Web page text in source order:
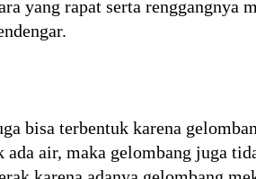
yang rapat serta renggangnya
bisa terbentuk karena
ada air, maka gelombang juga